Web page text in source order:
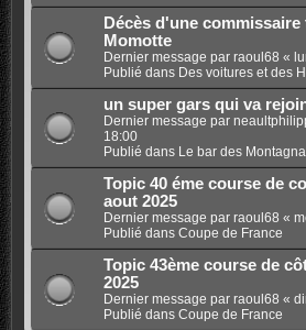
Décès d'une
Momotte
Dernier message par raoul68 «
Publié dans Des voitures et des
un super gars qui va
Dernier message par
18:00
Publié dans Le bar des
Topic 40 éme course de
aout 2025
Dernier message par raoul68 «
Publié dans Coupe de France
Topic 43ème course de
2025
Dernier message par raoul68 «
Publié dans Coupe de France